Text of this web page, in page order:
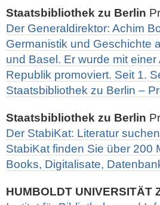
Staatsbibliothek zu Berlin
Der Generaldirektor: Achim
Germanistik und Geschichte
und Basel. Er wurde mit
Republik promoviert. Seit 1.
Staatsbibliothek zu Berlin –
Staatsbibliothek zu Berlin
Der StabiKat: Literatur
StabiKat finden Sie über 200
Books, Digitalisate,
HUMBOLDT UNIVERSITÄT